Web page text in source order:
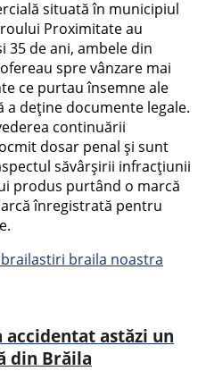
situată în municipiul
Proximitate au
35 de ani, ambele din
spre vânzare mai
ce purtau însemne ale
deține documente legale.
continuării
dosar penal și sunt
săvârșirii infracțiunii
produs purtând o marcă
înregistrată pentru
stiri braila noastra
accidentat astăzi un
din Brăila